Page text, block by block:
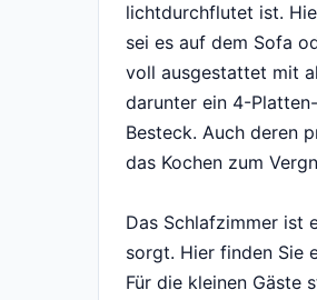
lichtdurchflutet ist.
sei es auf dem Sofa
voll ausgestattet mit
darunter ein 4-
Besteck. Auch deren
das Kochen zum
Das Schlafzimmer ist
sorgt. Hier finden Sie
Für die kleinen Gäste